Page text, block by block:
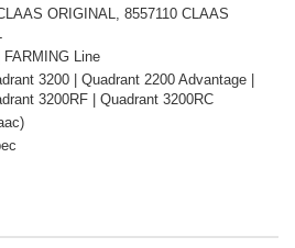
ORIGINAL, 8557110 CLAAS
Line
3200 | Quadrant 2200 Advantage |
3200RF | Quadrant 3200RC